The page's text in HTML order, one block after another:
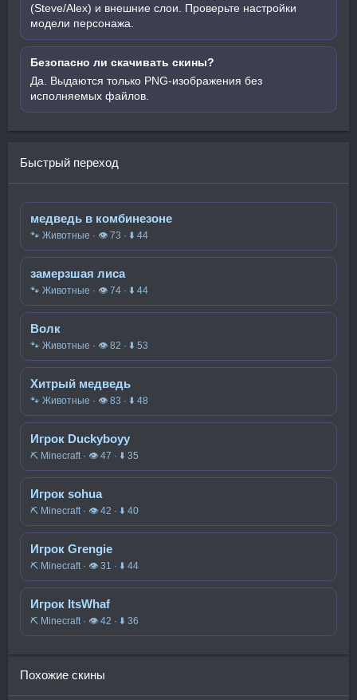
(Steve/Alex) и внешние слои. Проверьте настройки
модели персонажа.
Безопасно ли скачивать скины?
Да. Выдаются только PNG-изображения без
исполняемых файлов.
Быстрый переход
медведь в комбинезоне
🐾 Животные · 👁 73 · ⬇ 44
замерзшая лиса
🐾 Животные · 👁 74 · ⬇ 44
Волк
🐾 Животные · 👁 82 · ⬇ 53
Хитрый медведь
🐾 Животные · 👁 83 · ⬇ 48
Игрок Duckyboyy
⛏️ Minecraft · 👁 47 · ⬇ 35
Игрок sohua
⛏️ Minecraft · 👁 42 · ⬇ 40
Игрок Grengie
⛏️ Minecraft · 👁 31 · ⬇ 44
Игрок ItsWhaf
⛏️ Minecraft · 👁 42 · ⬇ 36
Похожие скины